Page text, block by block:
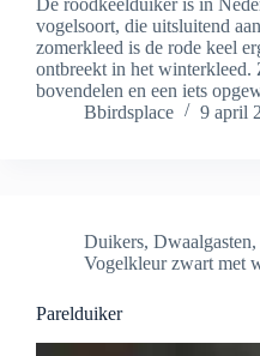
vogelsoort, die uitsluitend
zomerkleed is de rode keel
ontbreekt in het winterkleed.
bovendelen en een iets
Bbirdsplace
9 april
Duikers, Dwaalgasten,
Vogelkleur zwart met
Parelduiker